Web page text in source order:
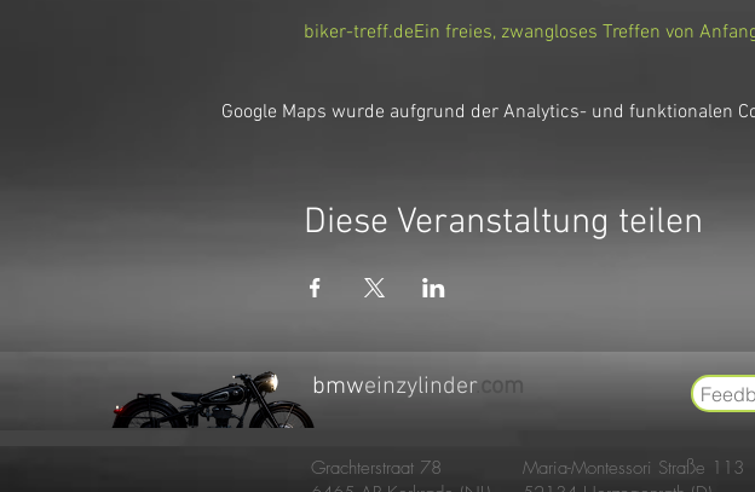
biker-treff.deEin freies, zwangloses Treffen von
Google Maps wurde aufgrund der Analytics- und funktionalen
Diese Veranstaltung teilen
bmweinzylinder.com
Grachterstraat 78
Maria-Montessori Straße 113